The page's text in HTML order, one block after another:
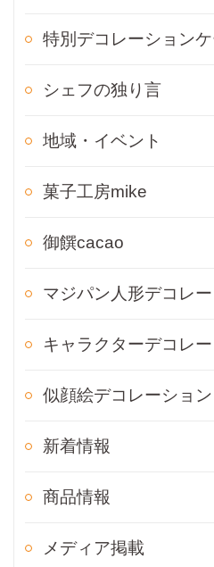
特別デコレーション
シェフの独り言
地域・イベント
菓子工房mike
御饌cacao
マジパン人形デコレ
キャラクターデコレ
似顔絵デコレーション
新着情報
商品情報
メディア掲載